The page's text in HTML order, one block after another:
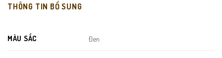
trượt.
Đường may tỉ mỉ, hoàn thiện kỹ lưỡng, đảm bảo độ bền theo thời
THÔNG TIN BỔ SUNG
MÀU SẮC Đen